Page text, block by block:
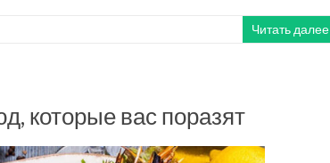
Читать далее
которые вас поразят